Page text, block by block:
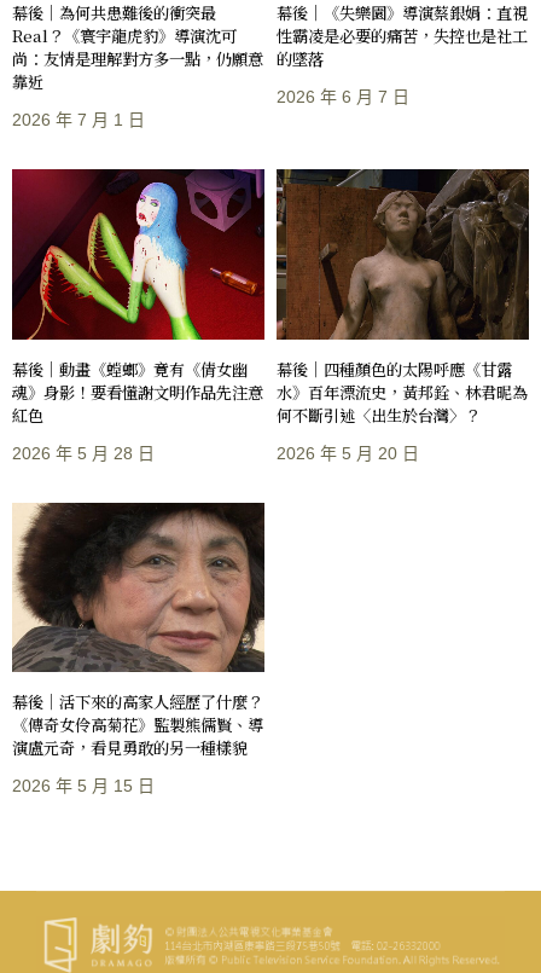
幕後｜為何共患難後的衝突最
Real？《寰宇龍虎豹》導演沈可
尚：友情是理解對方多一點，仍願意
靠近
2026 年 7 月 1 日
幕後｜《失樂園》導演蔡銀娟：直視
性霸凌是必要的痛苦，失控也是社工
的墜落
2026 年 6 月 7 日
幕後｜動畫《螳螂》竟有《倩女幽
魂》身影！要看懂謝文明作品先注意
紅色
2026 年 5 月 28 日
幕後｜四種顏色的太陽呼應《甘露
水》百年漂流史，黃邦銓、林君昵為
何不斷引述〈出生於台灣〉？
2026 年 5 月 20 日
幕後｜活下來的高家人經歷了什麼？
《傳奇女伶高菊花》監製熊儒賢、導
演盧元奇，看見勇敢的另一種樣貌
2026 年 5 月 15 日